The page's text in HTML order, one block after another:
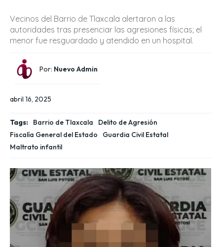
Vecinos del Barrio de Tlaxcala alertaron a las
autoridades tras presenciar las agresiones físicas; el
menor fue resguardado y atendido en un hospital.
Por: Nuevo Admin
abril 16, 2025
Tags: Barrio de Tlaxcala
Delito de Agresión
Fiscalía General del Estado
Guardia Civil Estatal
Maltrato infantil